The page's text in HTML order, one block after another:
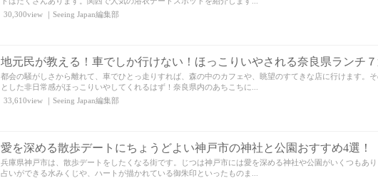
30,300view
Seeing Japan編集部
地元民が教える！車でしか行けない！ほっこりいやされる奈良県ランチ７
都会の騒がしさから離れて、車でひとっ走りすれば、森の中のカフェや、眺望のすてきな店に行けます。
とした非日常感がほっこりいやしてくれるはず！奈良県内のあちこちに...
33,610view
Seeing Japan編集部
愛を深める散歩デートにちょうどよい神戸市の神社と公園おすすめ4選！
兵庫県神戸市は、散歩デートをしたくなる街です。じつは神戸市には愛を深める神社や公園がいくつもあ
占いができる水みくじや、ハートが描かれている御朱印といったものま...